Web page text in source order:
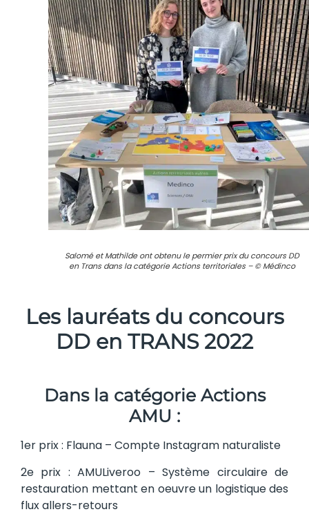
Salomé et Mathilde ont obtenu le permier prix du concours DD
en Trans dans la catégorie Actions territoriales – © Médinco
Les lauréats du concours
DD en TRANS 2022
Dans la catégorie Actions
AMU :
1er prix : Flauna – Compte Instagram naturaliste
2e prix : AMULiveroo – Système circulaire de
restauration mettant en oeuvre un logistique des
flux allers-retours